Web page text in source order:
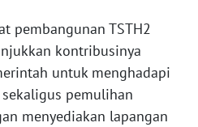
pembangunan TSTH2
kontribusinya
untuk menghadapi
pemulihan
menyediakan lapangan